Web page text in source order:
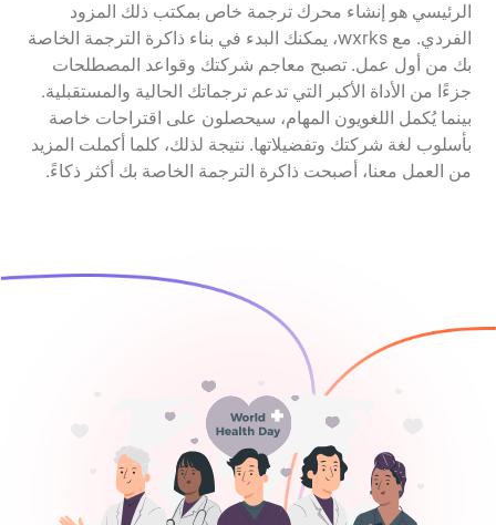
الرئيسي هو إنشاء محرك ترجمة خاص بمكتب ذلك المزود
الفردي. مع wxrks، يمكنك البدء في بناء ذاكرة الترجمة الخاصة
بك من أول عمل. تصبح معاجم شركتك وقواعد المصطلحات
جزءًا من الأداة الأكبر التي تدعم ترجماتك الحالية والمستقبلية.
بينما يُكمل اللغويون المهام، سيحصلون على اقتراحات خاصة
بأسلوب لغة شركتك وتفضيلاتها. نتيجة لذلك، كلما أكملت المزيد
من العمل معنا، أصبحت ذاكرة الترجمة الخاصة بك أكثر ذكاءً.